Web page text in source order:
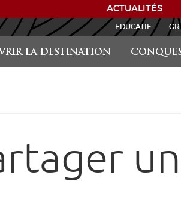
ACTUALITÉS
LA DESTINATION
EDUCATIF